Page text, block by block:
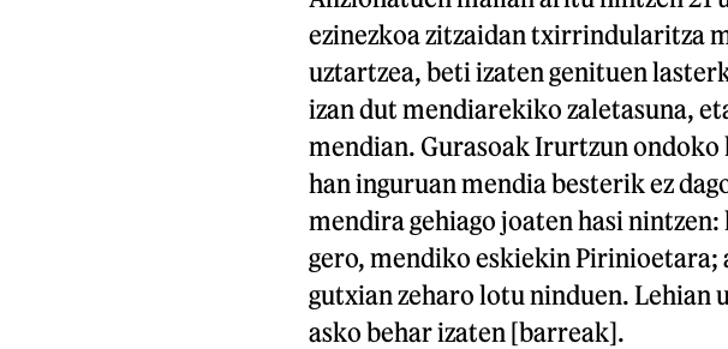
ezinezkoa zitzaidan txirrindularitza
uztartzea, beti izaten genituen
izan dut mendiarekiko zaletasuna,
mendian. Gurasoak Irurtzun
han inguruan mendia besterik ez
mendira gehiago joaten hasi
gero, mendiko eskiekin Pirinioetara;
gutxian zeharo lotu ninduen. Lehian
asko behar izaten [barreak].